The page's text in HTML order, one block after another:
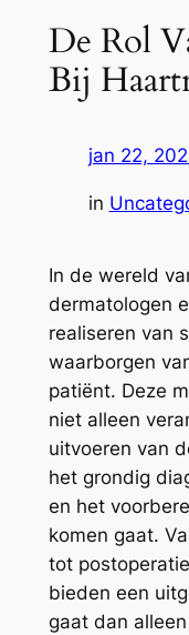
De Rol
Bij
jan 22,
in
In de wereld
dermatologen
realiseren van
waarborgen
patiënt. Deze
niet alleen
uitvoeren van
het grondig
en het
komen gaat.
tot
bieden een
gaat dan